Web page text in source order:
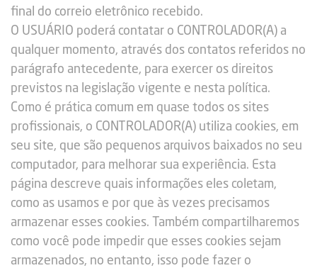
final do correio eletrônico recebido.
O USUÁRIO poderá contatar o CONTROLADOR(A) a
qualquer momento, através dos contatos referidos no
parágrafo antecedente, para exercer os direitos
previstos na legislação vigente e nesta política.
Como é prática comum em quase todos os sites
profissionais, o CONTROLADOR(A) utiliza cookies, em
seu site, que são pequenos arquivos baixados no seu
computador, para melhorar sua experiência. Esta
página descreve quais informações eles coletam,
como as usamos e por que às vezes precisamos
armazenar esses cookies. Também compartilharemos
como você pode impedir que esses cookies sejam
armazenados, no entanto, isso pode fazer o